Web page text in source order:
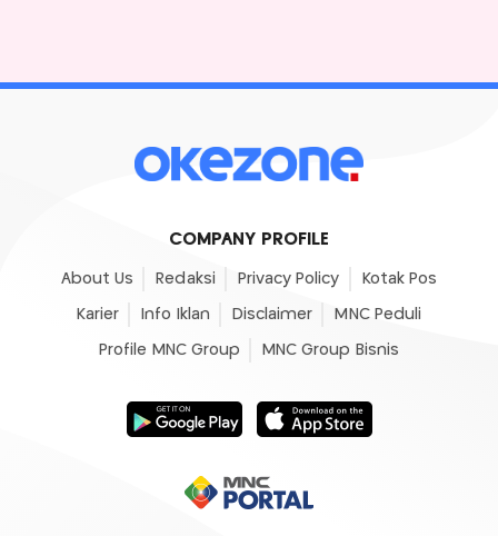
COMPANY PROFILE
About Us Redaksi Privacy Policy Kotak Pos
Karier Info Iklan Disclaimer MNC Peduli
Profile MNC Group MNC Group Bisnis